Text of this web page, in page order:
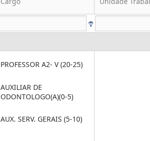
PROFESSOR A2- V (20-25)
AUXILIAR DE
ODONTOLOGO(A)(0-5)
AUX. SERV. GERAIS (5-10)